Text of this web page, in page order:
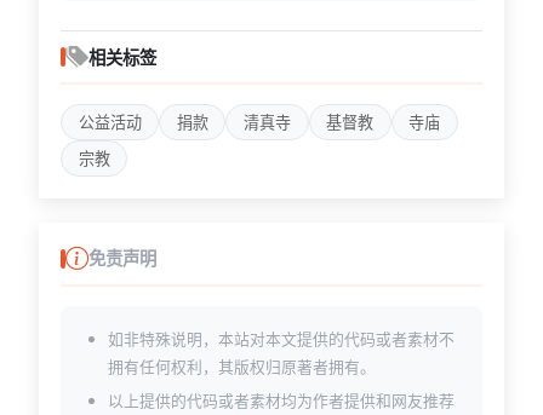
index-2.html
services.html
shop.html
sign-up.html
相关标签
公益活动 捐款 清真寺 基督教
寺庙
宗教
免责声明
如非特殊说明，本站对本文提供的代码或者素材不
拥有任何权利，其版权归原著者拥有。
以上提供的代码或者素材均为作者提供和网友推荐